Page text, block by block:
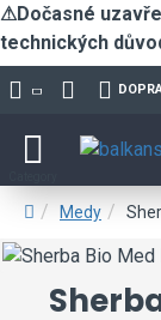
⚠Dočasné
technických
Medy